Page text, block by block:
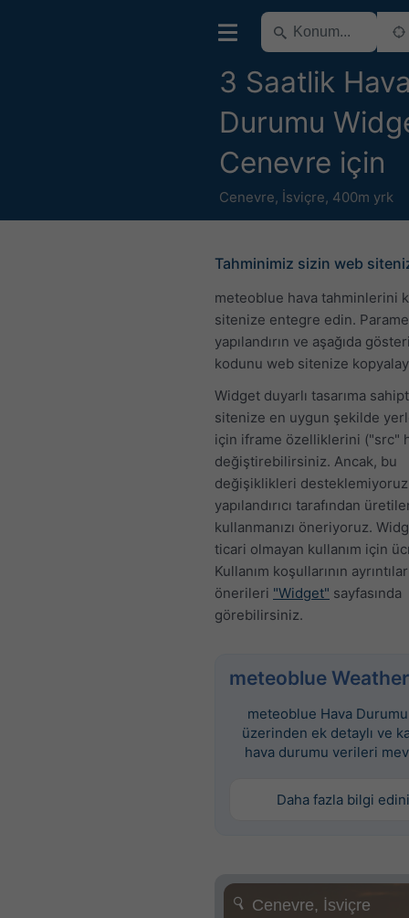
3 Saatlik
Durumu
Cenevre için
Cenevre, İsviçre, 400m yrk
Tahminimiz sizin web
meteoblue hava tahminlerini
sitenize entegre edin.
yapılandırın ve aşağıda
kodunu web sitenize
Widget duyarlı tasarıma
sitenize en uygun şekilde
için iframe özelliklerini ("src"
değiştirebilirsiniz. Ancak, bu
değişiklikleri
yapılandırıcı tarafından
kullanmanızı öneriyoruz.
ticari olmayan kullanım için
Kullanım koşullarının
önerileri "Widget" sayfasında
görebilirsiniz.
meteoblue
meteoblue Hava
üzerinden ek detaylı ve
hava durumu verileri
Daha fazla bilgi